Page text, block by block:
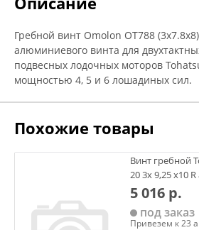
Гребной винт Omolon OT788
алюминиевого винта для
подвесных лодочных моторов
мощностью 4, 5 и 6 лошадиных сил.
Похожие товары
Винт гребной
20 3х 9,25 х10
5 016 р.
под заказ
Привезем к 23